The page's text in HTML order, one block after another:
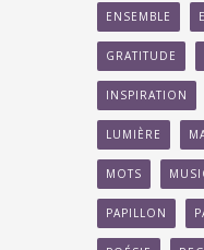
ENSEMBLE
GRATITUDE
INSPIRATION
LUMIÈRE
MOTS
PAPILLON